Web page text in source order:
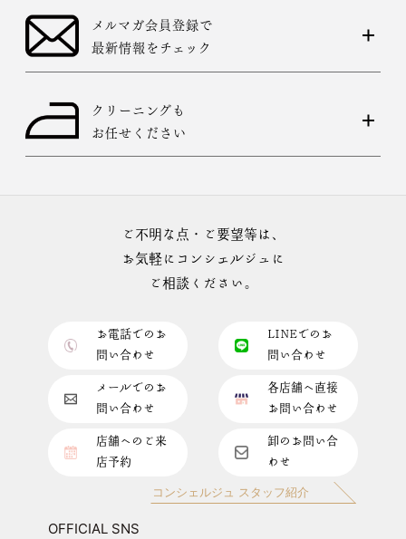
メルマガ会員登録で
最新情報をチェック
クリーニングも
お任せください
ご不明な点・ご要望等は、
お気軽にコンシェルジュに
ご相談ください。
お電話でのお
問い合わせ
LINEでのお
問い合わせ
メールでのお
問い合わせ
各店舗へ直接
お問い合わせ
店舗へのご来
店予約
卸のお問い合
わせ
コンシェルジュ スタッフ紹介
OFFICIAL SNS